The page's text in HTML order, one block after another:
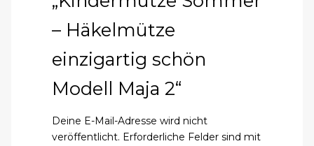
– Häkelmütze
einzigartig schön
Modell Maja 2“
Deine E-Mail-Adresse wird nicht
veröffentlicht. Erforderliche Felder sind mit